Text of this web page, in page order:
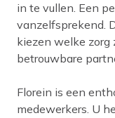
in te vullen. Een
vanzelfsprekend.
kiezen welke zorg
betrouwbare
Florein is een
medewerkers. U